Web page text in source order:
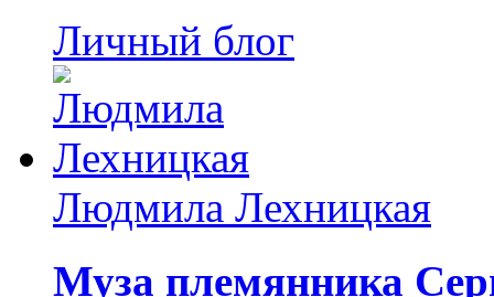
Личный блог
Людмила Лехницкая
Муза племянника